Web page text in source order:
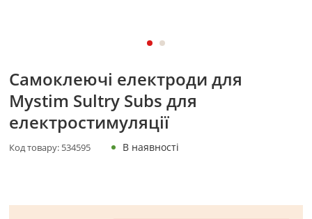
Самоклеючі електроди для
Mystim Sultry Subs для
електростимуляції
Код товару: 534595 В наявності